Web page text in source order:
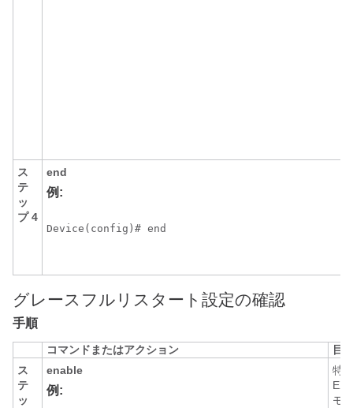
ス
テ
ッ
プ 4
end
例:
Device(config)# end
グレースフルリスタート設定の確認
手順
コマンドまたはアクション
目
ス
テ
ッ
enable
例:
特
モ